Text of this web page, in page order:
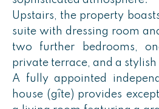
Upstairs, the property
suite with dressing room
two further bedrooms,
private terrace, and a
A fully appointed
house (gîte) provides